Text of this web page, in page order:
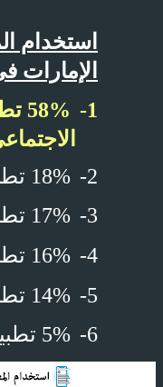
استخدام
1-
2-
18% تطبيقات الألعاب
3-
17% تطبيقات التسوق|البقالة
4-
16% تطبيقات توصيل الطعام
5-
14% تطبيقات الصحة|اللياقة
6-
5% تطبيقات الفنادق|السفر